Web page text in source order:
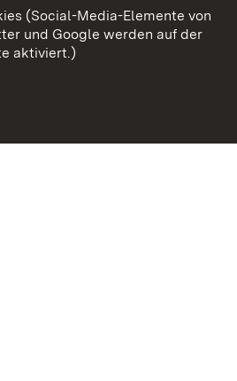
Cookies
(Social-Media-Elemente von
und Google werden auf der
aktiviert.)